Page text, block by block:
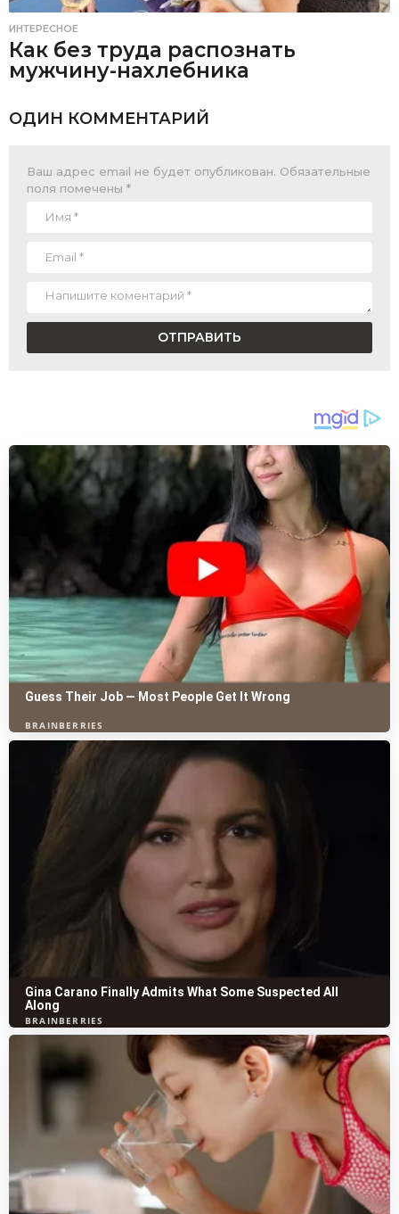
ИНТЕРЕСНОЕ
Как без труда распознать
мужчину-нахлебника
ОДИН КОММЕНТАРИЙ
Ваш адрес email не будет опубликован. Обязательные
поля помечены *